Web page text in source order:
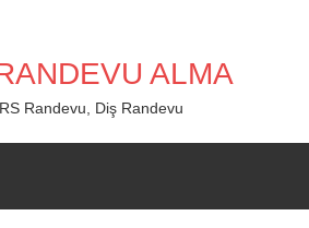
ALMA
Randevu, Diş Randevu